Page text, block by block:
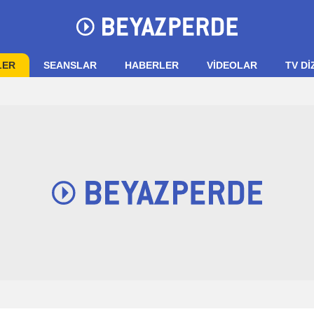
SEANSLAR HABERLER VIDEOLAR TV